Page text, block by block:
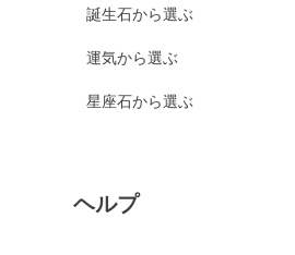
誕生石から選ぶ
運気から選ぶ
星座石から選ぶ
ヘルプ